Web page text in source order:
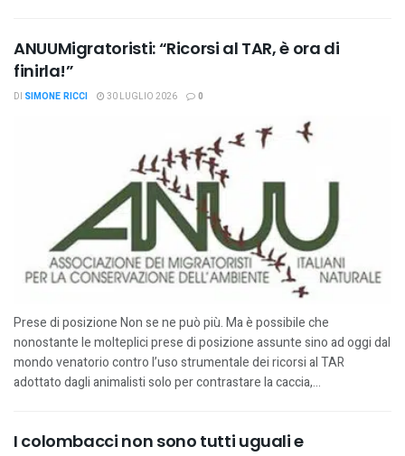
ANUUMigratoristi: “Ricorsi al TAR, è ora di
finirla!”
DI SIMONE RICCI 30 LUGLIO 2026 0
Prese di posizione Non se ne può più. Ma è possibile che
nonostante le molteplici prese di posizione assunte sino ad oggi dal
mondo venatorio contro l’uso strumentale dei ricorsi al TAR
adottato dagli animalisti solo per contrastare la caccia,...
I colombacci non sono tutti uguali e